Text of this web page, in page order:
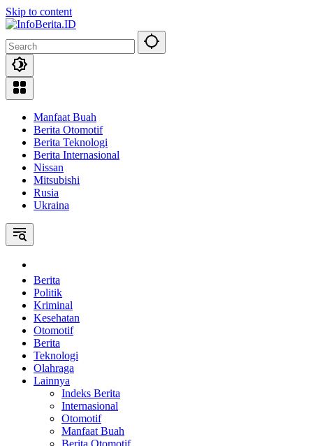
Skip to content
Manfaat Buah
Berita Otomotif
Berita Teknologi
Berita Internasional
Nissan
Mitsubishi
Rusia
Ukraina
Berita
Politik
Kriminal
Kesehatan
Otomotif
Berita
Teknologi
Olahraga
Lainnya
Indeks Berita
Internasional
Otomotif
Manfaat Buah
Berita Otomotif